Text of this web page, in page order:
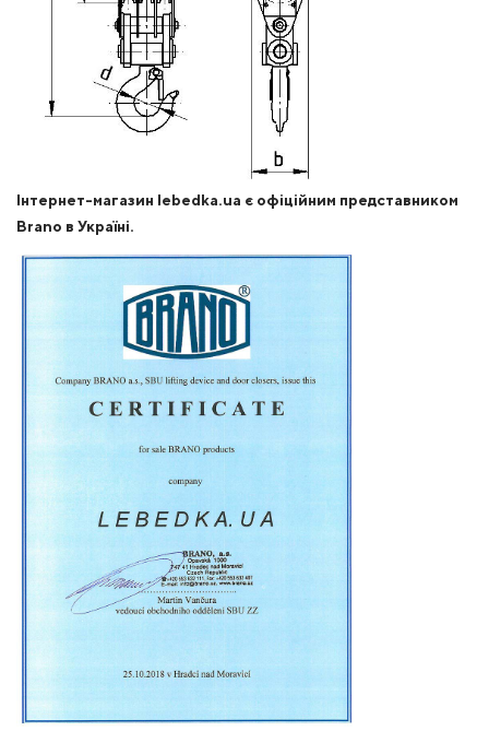
Інтернет-магазин lebedka.ua є офіційним представником
Brano в Україні.